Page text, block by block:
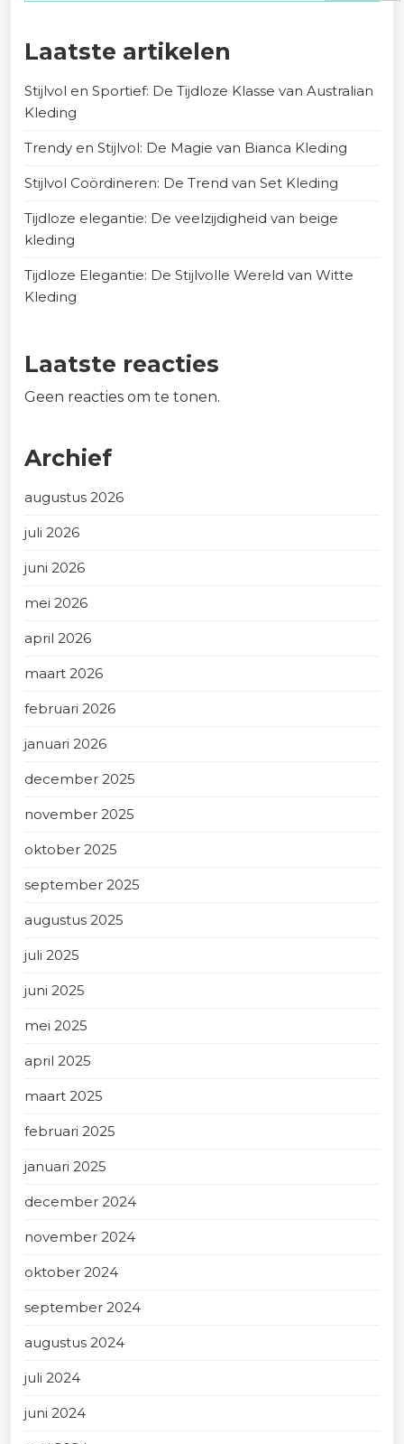
Laatste artikelen
Stijlvol en Sportief: De Tijdloze Klasse van Australian
Kleding
Trendy en Stijlvol: De Magie van Bianca Kleding
Stijlvol Coördineren: De Trend van Set Kleding
Tijdloze elegantie: De veelzijdigheid van beige
kleding
Tijdloze Elegantie: De Stijlvolle Wereld van Witte
Kleding
Laatste reacties
Geen reacties om te tonen.
Archief
augustus 2026
juli 2026
juni 2026
mei 2026
april 2026
maart 2026
februari 2026
januari 2026
december 2025
november 2025
oktober 2025
september 2025
augustus 2025
juli 2025
juni 2025
mei 2025
april 2025
maart 2025
februari 2025
januari 2025
december 2024
november 2024
oktober 2024
september 2024
augustus 2024
juli 2024
juni 2024